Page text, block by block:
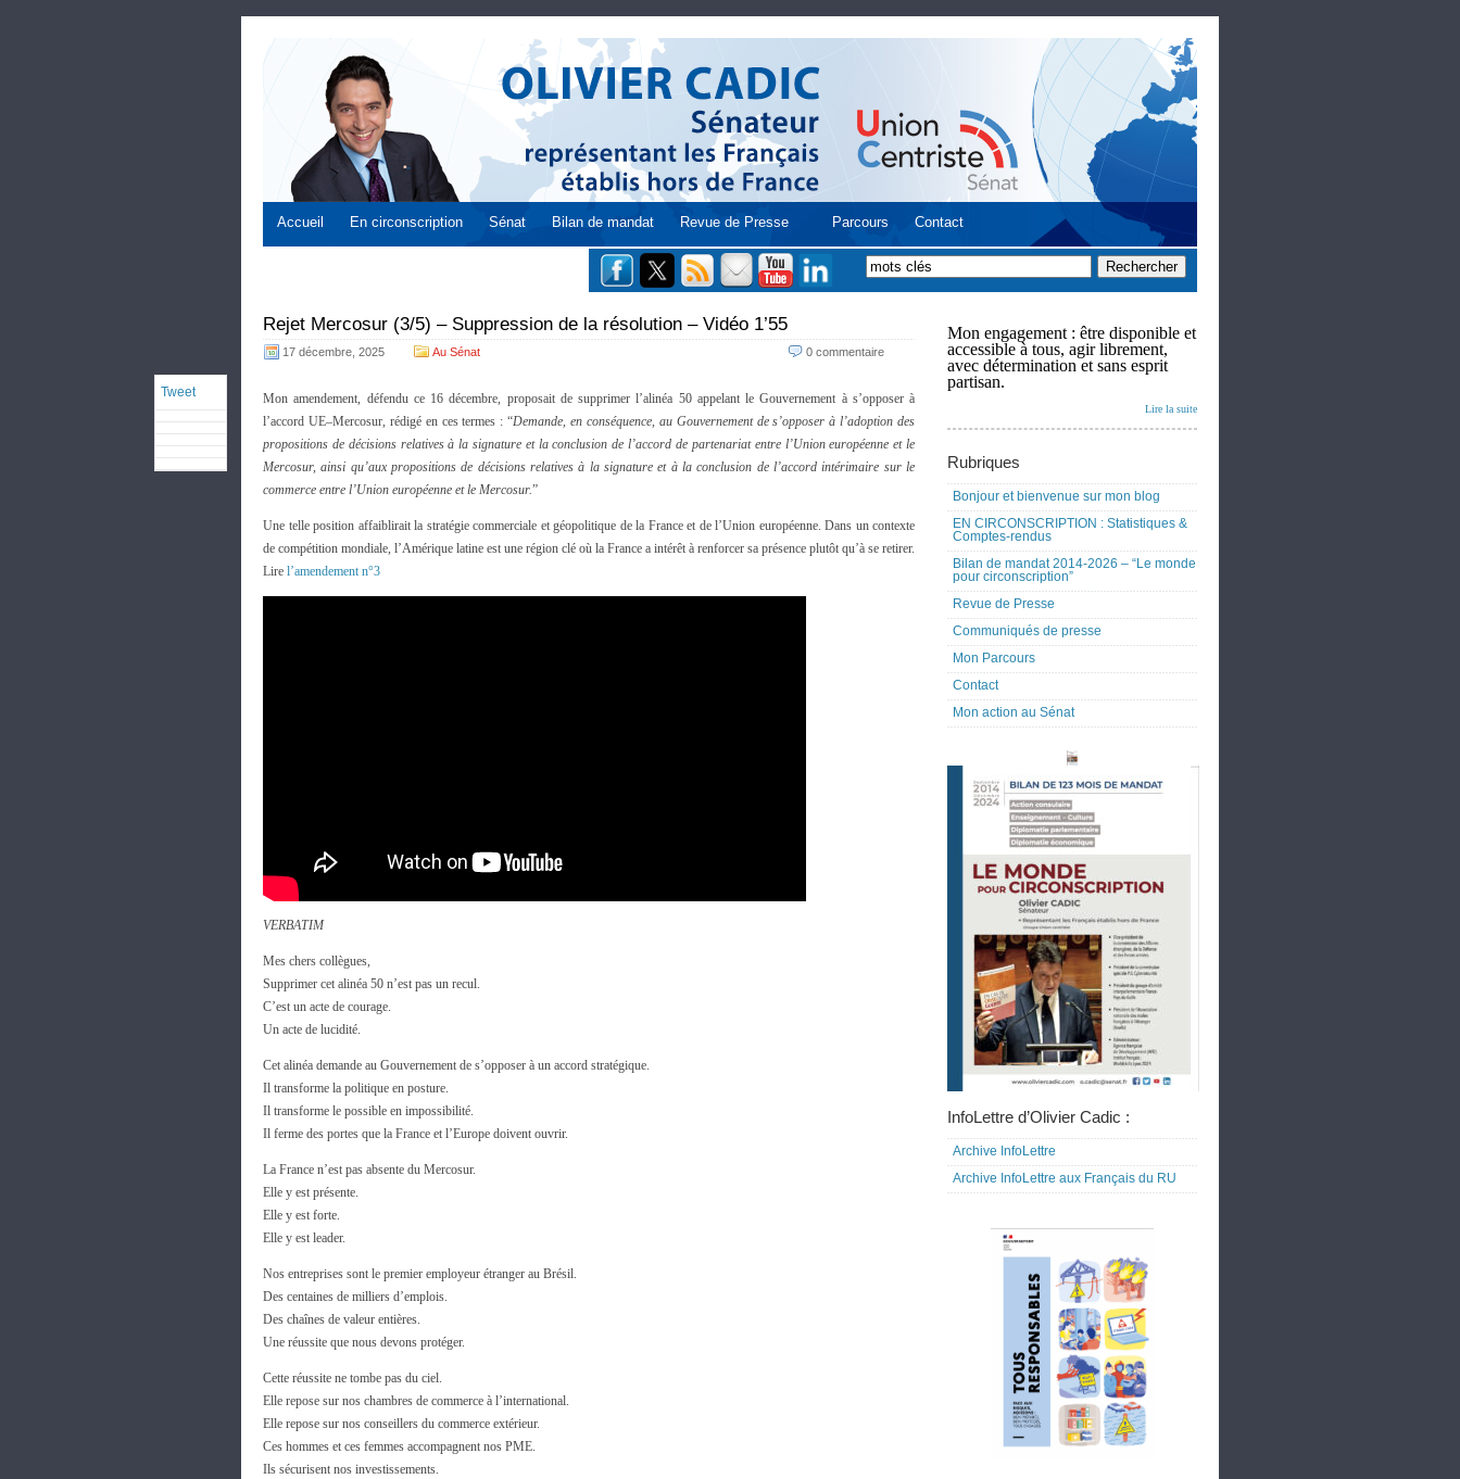
Accueil En circonscription Sénat Bilan de mandat Revue de Presse Parcours Contact
Rejet Mercosur (3/5) – Suppression de la résolution – Vidéo 1’55
17 décembre, 2025 Au Sénat 0 commentaire
Tweet
Mon amendement, défendu ce 16 décembre, proposait de supprimer l’alinéa 50 appelant le Gouvernement à s’opposer à
l’accord UE–Mercosur, rédigé en ces termes : “Demande, en conséquence, au Gouvernement de s’opposer à l’adoption des
propositions de décisions relatives à la signature et la conclusion de l’accord de partenariat entre l’Union européenne et le
Mercosur, ainsi qu’aux propositions de décisions relatives à la signature et à la conclusion de l’accord intérimaire sur le
commerce entre l’Union européenne et le Mercosur.”
Une telle position affaiblirait la stratégie commerciale et géopolitique de la France et de l’Union européenne. Dans un contexte
de compétition mondiale, l’Amérique latine est une région clé où la France a intérêt à renforcer sa présence plutôt qu’à se retirer.
Lire l’amendement n°3
VERBATIM
Mes chers collègues,
Supprimer cet alinéa 50 n’est pas un recul.
C’est un acte de courage.
Un acte de lucidité.
Cet alinéa demande au Gouvernement de s’opposer à un accord stratégique.
Il transforme la politique en posture.
Il transforme le possible en impossibilité.
Il ferme des portes que la France et l’Europe doivent ouvrir.
La France n’est pas absente du Mercosur.
Elle y est présente.
Elle y est forte.
Elle y est leader.
Nos entreprises sont le premier employeur étranger au Brésil.
Des centaines de milliers d’emplois.
Des chaînes de valeur entières.
Une réussite que nous devons protéger.
Cette réussite ne tombe pas du ciel.
Elle repose sur nos chambres de commerce à l’international.
Elle repose sur nos conseillers du commerce extérieur.
Ces hommes et ces femmes accompagnent nos PME.
Ils sécurisent nos investissements.
Mon engagement : être disponible et
accessible à tous, agir librement,
avec détermination et sans esprit
partisan.
Lire la suite
Rubriques
Bonjour et bienvenue sur mon blog
EN CIRCONSCRIPTION : Statistiques &
Comptes-rendus
Bilan de mandat 2014-2026 – “Le monde
pour circonscription”
Revue de Presse
Communiqués de presse
Mon Parcours
Contact
Mon action au Sénat
InfoLettre d’Olivier Cadic :
Archive InfoLettre
Archive InfoLettre aux Français du RU